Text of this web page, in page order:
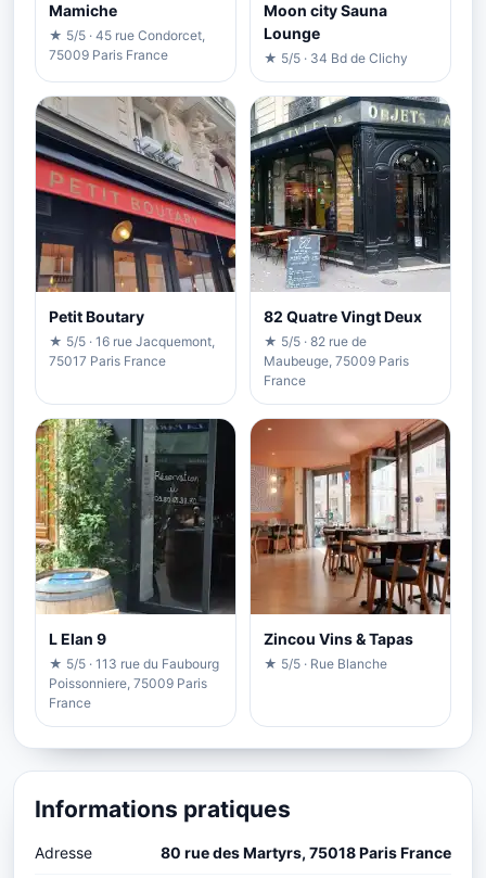
Mamiche
★ 5/5 · 45 rue Condorcet,
75009 Paris France
Moon city Sauna
Lounge
★ 5/5 · 34 Bd de Clichy
Petit Boutary
★ 5/5 · 16 rue Jacquemont,
75017 Paris France
82 Quatre Vingt Deux
★ 5/5 · 82 rue de
Maubeuge, 75009 Paris
France
L Elan 9
★ 5/5 · 113 rue du Faubourg
Poissonniere, 75009 Paris
France
Zincou Vins & Tapas
★ 5/5 · Rue Blanche
Informations pratiques
Adresse 80 rue des Martyrs, 75018 Paris France